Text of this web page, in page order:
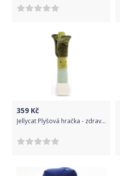
359 Kč
Jellycat Plyšová hračka - zdravá zelenina Pórek uni